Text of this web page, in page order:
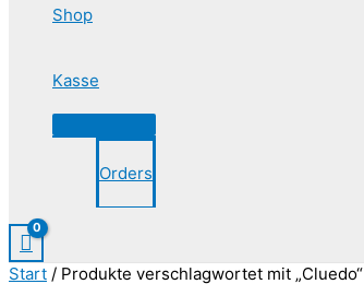
Shop
Kasse
Orders
Start / Produkte verschlagwortet mit „Cluedo“